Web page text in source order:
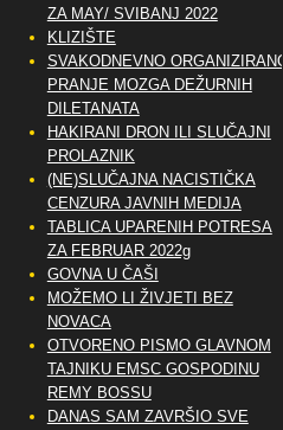
ZA MAY/ SVIBANJ 2022
KLIZIŠTE
SVAKODNEVNO ORGANIZIRANO
PRANJE MOZGA DEŽURNIH
DILETANATA
HAKIRANI DRON ILI SLUČAJNI
PROLAZNIK
(NE)SLUČAJNA NACISTIČKA
CENZURA JAVNIH MEDIJA
TABLICA UPARENIH POTRESA
ZA FEBRUAR 2022g
GOVNA U ČAŠI
MOŽEMO LI ŽIVJETI BEZ
NOVACA
OTVORENO PISMO GLAVNOM
TAJNIKU EMSC GOSPODINU
REMY BOSSU
DANAS SAM ZAVRŠIO SVE